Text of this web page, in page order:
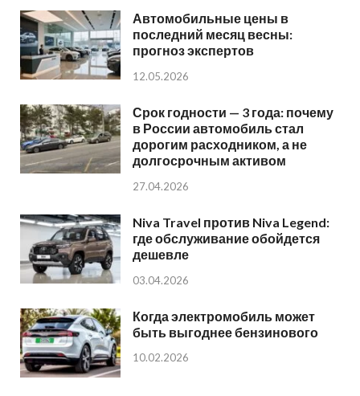
Автомобильные цены в
последний месяц весны:
прогноз экспертов
12.05.2026
Срок годности — 3 года: почему
в России автомобиль стал
дорогим расходником, а не
долгосрочным активом
27.04.2026
Niva Travel против Niva Legend:
где обслуживание обойдется
дешевле
03.04.2026
Когда электромобиль может
быть выгоднее бензинового
10.02.2026